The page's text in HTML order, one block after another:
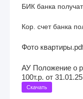
БИК банка
Кор. счет банка
Фото
АУ Положение о
100т.р. от
Скачать